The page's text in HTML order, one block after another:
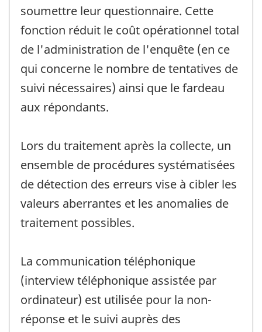
soumettre leur questionnaire. Cette
fonction réduit le coût opérationnel total
de l'administration de l'enquête (en ce
qui concerne le nombre de tentatives de
suivi nécessaires) ainsi que le fardeau
aux répondants.
Lors du traitement après la collecte, un
ensemble de procédures systématisées
de détection des erreurs vise à cibler les
valeurs aberrantes et les anomalies de
traitement possibles.
La communication téléphonique
(interview téléphonique assistée par
ordinateur) est utilisée pour la non-
réponse et le suivi auprès des